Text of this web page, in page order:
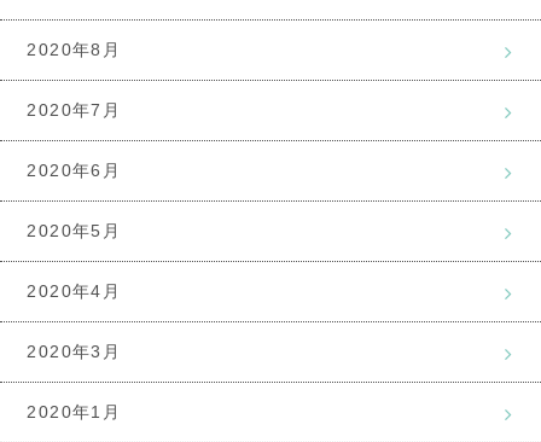
2020年8月
2020年7月
2020年6月
2020年5月
2020年4月
2020年3月
2020年1月